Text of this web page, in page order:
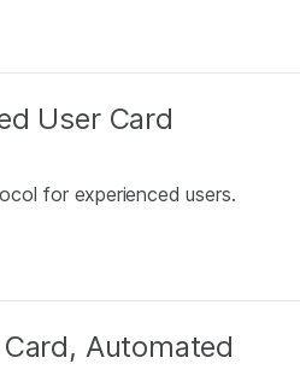
User Card
for experienced users.
Automated